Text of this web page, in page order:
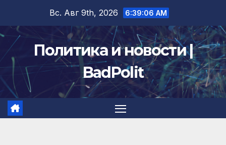
содержимому
Вс. Авг 9th, 2026 6:39:07 AM
Политика и новости |
BadPolit